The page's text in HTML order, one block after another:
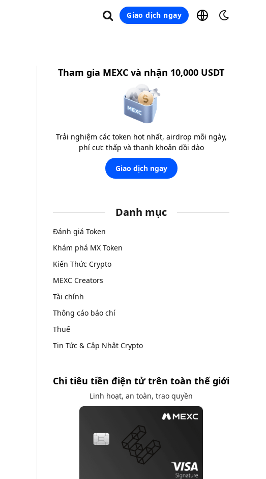
Giao dịch ngay
Tham gia MEXC và nhận 10,000 USDT
Trải nghiệm các token hot nhất, airdrop mỗi ngày,
phí cực thấp và thanh khoản dồi dào
Giao dịch ngay
Danh mục
Đánh giá Token
Khám phá MX Token
Kiến Thức Crypto
MEXC Creators
Tài chính
Thông cáo báo chí
Thuế
Tin Tức & Cập Nhật Crypto
Chi tiêu tiền điện tử trên toàn thế giới
Linh hoạt, an toàn, trao quyền